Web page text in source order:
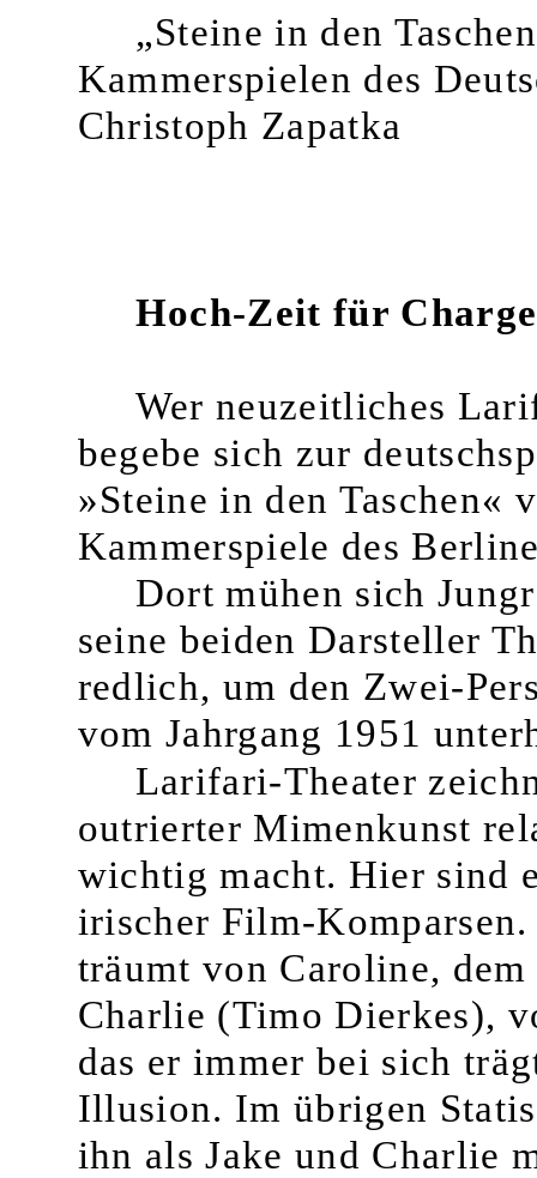
„Steine in den
Kammerspielen des
Christoph Zapatka
Hoch-Zeit für
Wer neuzeitliches
begebe sich zur
»Steine in den Taschen«
Kammerspiele des
Dort mühen sich
seine beiden Darsteller
redlich, um den Zwei-
vom Jahrgang 1951
Larifari-Theater
outrierter Mimenkunst
wichtig macht. Hier sind
irischer Film-
träumt von Caroline,
Charlie (Timo Dierkes),
das er immer bei sich
Illusion. Im übrigen
ihn als Jake und Charlie